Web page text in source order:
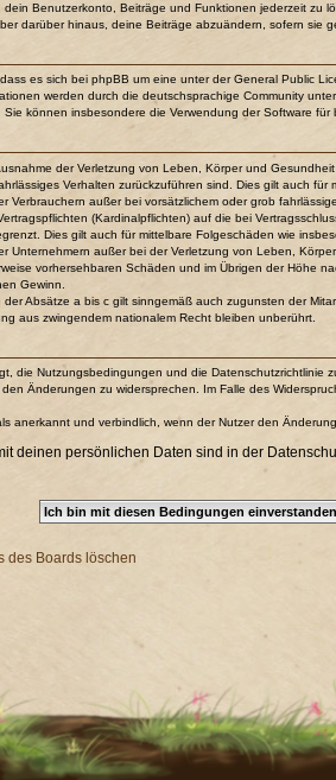
dein Benutzerkonto, Beiträge und Funktionen jederzeit zu
darüber hinaus, deine Beiträge abzuändern, sofern sie
es sich bei phpBB um eine unter der General Public
werden durch die deutschsprachige Community
Sie können insbesondere die Verwendung der Software
der Verletzung von Leben, Körper und
Verhalten zurückzuführen sind. Dies gilt auch
Verbrauchern außer bei vorsätzlichem oder grob
(Kardinalpflichten) auf die bei
Dies gilt auch für mittelbare Folgeschäden wie
Unternehmern außer bei der Verletzung von Leben,
vorhersehbaren Schäden und im Übrigen der Höhe
Gewinn.
Absätze a bis c gilt sinngemäß auch zugunsten der
aus zwingendem nationalem Recht bleiben unberührt.
die Nutzungsbedingungen und die Datenschutzrichtlinie
Änderungen zu widersprechen. Im Falle des
anerkannt und verbindlich, wenn der Nutzer den
deinen persönlichen Daten sind in der
des Boards löschen